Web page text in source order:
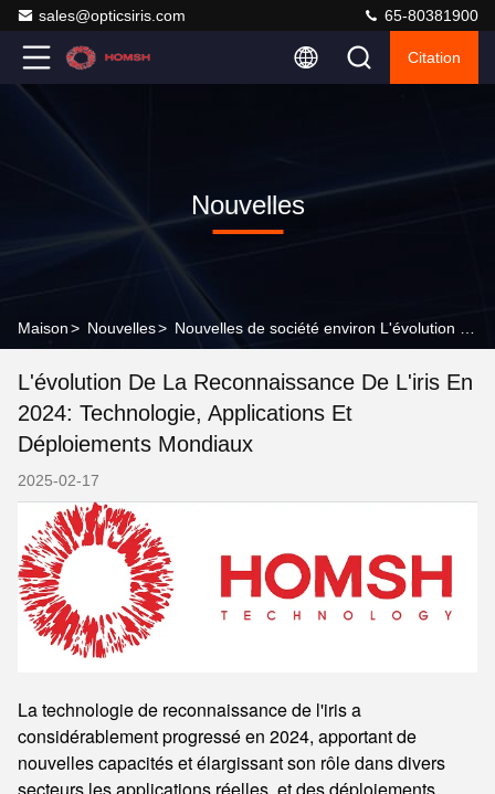
sales@opticsiris.com 65-80381900
Citation
Nouvelles
Maison> Nouvelles>
L'évolution De La Reconnaissance De L'iris En
2024: Technologie, Applications Et
Déploiements Mondiaux
2025-02-17
La technologie de reconnaissance de l'iris a
considérablement progressé en 2024, apportant de
nouvelles capacités et élargissant son rôle dans divers
secteurs.les applications réelles, et des déploiements